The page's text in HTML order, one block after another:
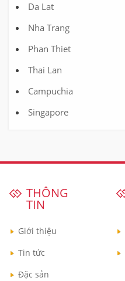
Da Lat
Nha Trang
Phan Thiet
Thai Lan
Campuchia
Singapore
THÔNG
TIN
Giới thiệu
Tin tức
Đặc sản